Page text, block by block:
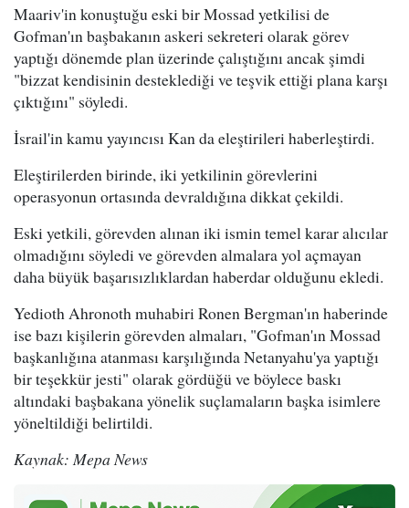
Maariv'in konuştuğu eski bir Mossad yetkilisi de
Gofman'ın başbakanın askeri sekreteri olarak görev
yaptığı dönemde plan üzerinde çalıştığını ancak şimdi
"bizzat kendisinin desteklediği ve teşvik ettiği plana karşı
çıktığını" söyledi.
İsrail'in kamu yayıncısı Kan da eleştirileri haberleştirdi.
Eleştirilerden birinde, iki yetkilinin görevlerini
operasyonun ortasında devraldığına dikkat çekildi.
Eski yetkili, görevden alınan iki ismin temel karar alıcılar
olmadığını söyledi ve görevden almalara yol açmayan
daha büyük başarısızlıklardan haberdar olduğunu ekledi.
Yedioth Ahronoth muhabiri Ronen Bergman'ın haberinde
ise bazı kişilerin görevden almaları, "Gofman'ın Mossad
başkanlığına atanması karşılığında Netanyahu'ya yaptığı
bir teşekkür jesti" olarak gördüğü ve böylece baskı
altındaki başbakana yönelik suçlamaların başka isimlere
yöneltildiği belirtildi.
Kaynak: Mepa News